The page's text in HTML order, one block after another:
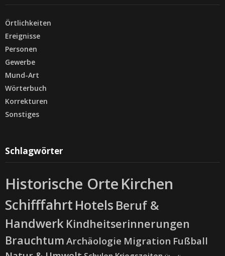
Örtlichkeiten
Ereignisse
Personen
Gewerbe
Mund-Art
Wörterbuch
Korrekturen
Sonstiges
Schlagwörter
Historische Orte Kirchen
Schifffahrt Hotels Beruf &
Handwerk Kindheitserinnerungen
Brauchtum Archäologie Migration Fußball